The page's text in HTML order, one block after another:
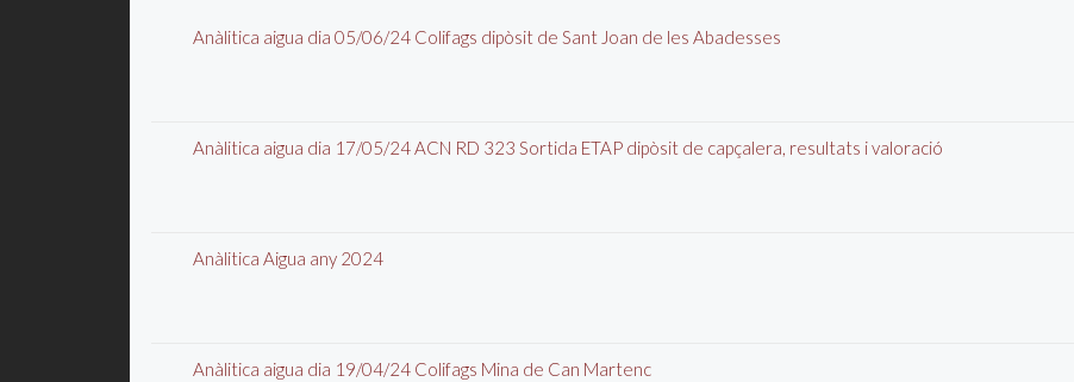
Anàlitica aigua dia 05/06/24 Colifags dipòsit de Sant Joan de les Abadesses
Anàlitica aigua dia 17/05/24 ACN RD 323 Sortida ETAP dipòsit de capçalera, resultats i valoració
Anàlitica Aigua any 2024
Anàlitica aigua dia 19/04/24 Colifags Mina de Can Martenc